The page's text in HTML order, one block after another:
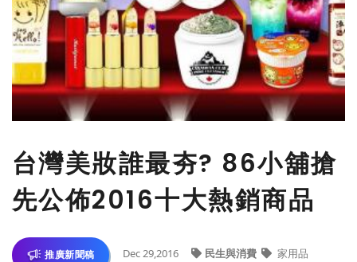
台灣美妝誰最夯? 86小舖搶
先公佈2016十大熱銷商品
推廣新聞稿 Dec 29,2016 民生與消費 家用品